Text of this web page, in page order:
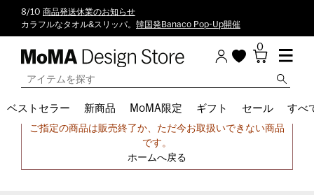
8/10 商品発送休業のお知らせ
カラフルなタオル&スリッパ。 韓国発Banaco Pop-Up開催
0
ベストセラー 新商品 MoMA限定 ギフト セール すべ
申し訳ございません。
ご指定の商品は販売終了か、ただ今お取扱いできない商品
です。
ホームへ戻る